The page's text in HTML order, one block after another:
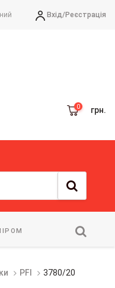
Вхід/Реєстрація
грн.
PFI 3780/20